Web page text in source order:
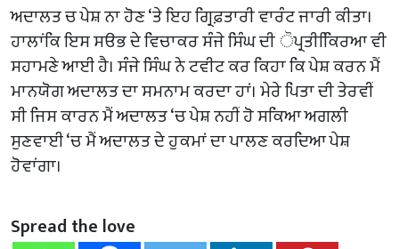
ਅਦਾਲਤ ਚ ਪੇਸ਼ ਨਾ ਹੋਣ ‘ਤੇ ਇਹ ਗ੍ਰਿਫ਼ਤਾਰੀ ਵਾਰੰਟ ਜਾਰੀ ਕੀਤਾ।
ਹਾਲਾਂਕਿ ਇਸ ਸੳਭ ਦੇ ਵਿਚਾਕਰ ਸੰਜੇ ਸਿੰਘ ਦੀ ੋਪ੍ਰਤੀਕਿਿਰਆ ਵੀ
ਸਹਾਮਣੇ ਆਈ ਹੈ। ਸੰਜੇ ਸਿੰਘ ਨੇ ਟਵੀਟ ਕਰ ਕਿਹਾ ਕਿ ਪੇਸ਼ ਕਰਨ ਮੈਂ
ਮਾਨਯੋਗ ਅਦਾਲਤ ਦਾ ਸਮਨਾਮ ਕਰਦਾ ਹਾਂ। ਮੇਰੇ ਪਿਤਾ ਦੀ ਤੇਰਵੀਂ
ਸੀ ਜਿਸ ਕਾਰਨ ਮੈਂ ਅਦਾਲਤ ‘ਚ ਪੇਸ਼ ਨਹੀਂ ਹੋ ਸਕਿਆ ਅਗਲੀ
ਸੁਣਵਾਈ ‘ਚ ਮੈਂ ਅਦਾਲਤ ਦੇ ਹੁਕਮਾਂ ਦਾ ਪਾਲਣ ਕਰਦਿਆ ਪੇਸ਼
ਹੋਵਾਂਗਾ।
Spread the love